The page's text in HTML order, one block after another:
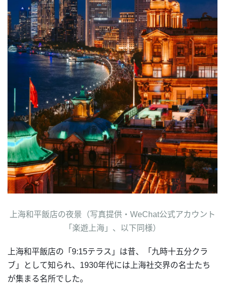
上海和平飯店の夜景（写真提供・WeChat公式アカウント
「楽遊上海」、以下同様）
上海和平飯店の「9:15テラス」は昔、「九時十五分クラ
ブ」として知られ、1930年代には上海社交界の名士たち
が集まる名所でした。